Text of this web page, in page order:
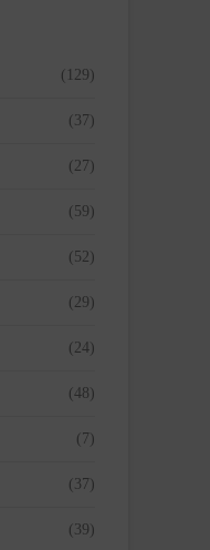
(129)
(37)
(27)
(59)
(52)
(29)
(24)
(48)
(7)
(37)
(39)